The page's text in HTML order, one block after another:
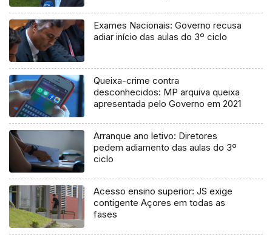
Exames Nacionais: Governo recusa
adiar início das aulas do 3º ciclo
Queixa-crime contra
desconhecidos: MP arquiva queixa
apresentada pelo Governo em 2021
Arranque ano letivo: Diretores
pedem adiamento das aulas do 3º
ciclo
Acesso ensino superior: JS exige
contigente Açores em todas as
fases